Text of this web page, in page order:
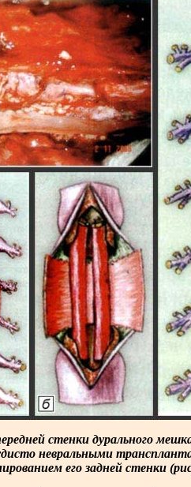
стенки дурального
невральными
его задней стенки